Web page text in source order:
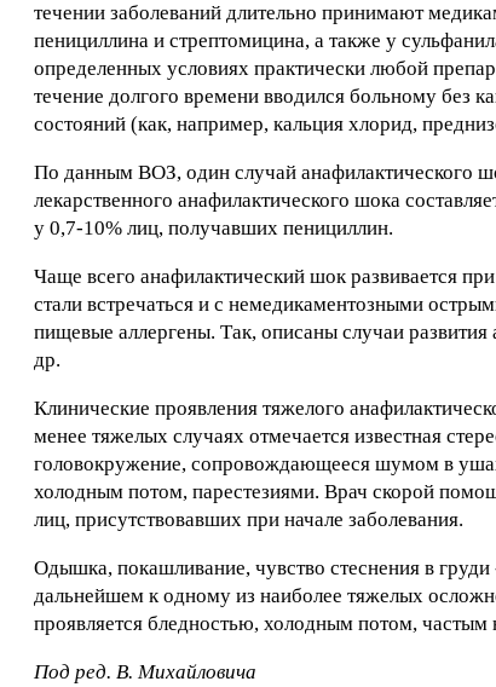
течении заболеваний длительно принимают
пенициллина и стрептомицина, а также у
определенных условиях практически любой
течение долгого времени вводился больному без
состояний (как, например, кальция хлорид,
По данным ВОЗ, один случай анафилактического
лекарственного анафилактического шока
у 0,7-10% лиц, получавших пенициллин.
Чаще всего анафилактический шок развивается
стали встречаться и с немедикаментозными
пищевые аллергены. Так, описаны случаи
др.
Клинические проявления тяжелого
менее тяжелых случаях отмечается известная
головокружение, сопровождающееся шумом в
холодным потом, парестезиями. Врач скорой
лиц, присутствовавших при начале заболевания.
Одышка, покашливание, чувство стеснения в
дальнейшем к одному из наиболее тяжелых
проявляется бледностью, холодным потом,
Под ред. В. Михайловича